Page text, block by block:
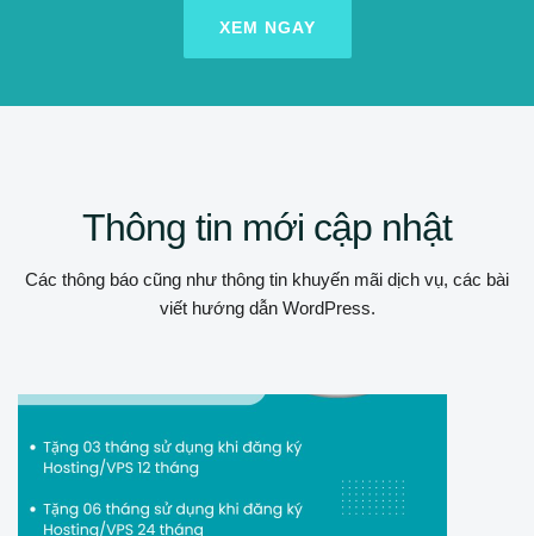
XEM NGAY
Thông tin mới cập nhật
Các thông báo cũng như thông tin khuyến mãi dịch vụ, các bài
viết hướng dẫn WordPress.